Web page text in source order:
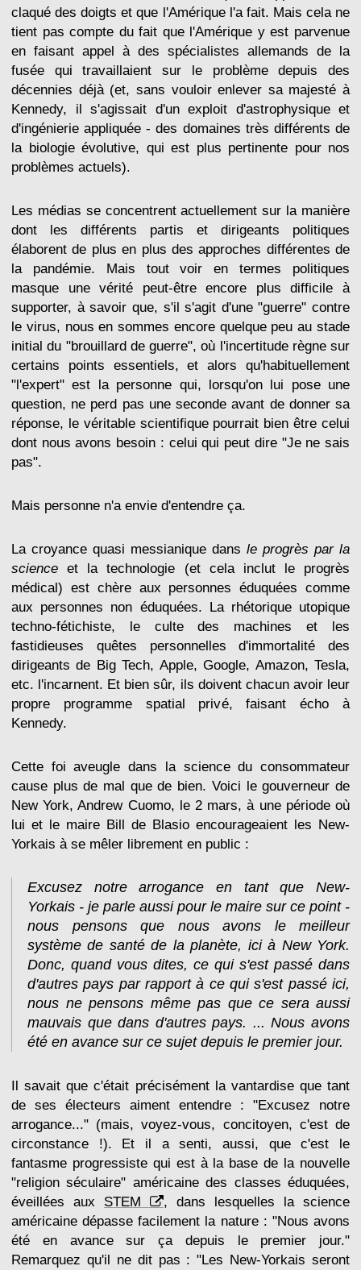
claqué des doigts et que l'Amérique l'a fait. Mais cela ne
tient pas compte du fait que l'Amérique y est parvenue
en faisant appel à des spécialistes allemands de la
fusée qui travaillaient sur le problème depuis des
décennies déjà (et, sans vouloir enlever sa majesté à
Kennedy, il s'agissait d'un exploit d'astrophysique et
d'ingénierie appliquée - des domaines très différents de
la biologie évolutive, qui est plus pertinente pour nos
problèmes actuels).
Les médias se concentrent actuellement sur la manière
dont les différents partis et dirigeants politiques
élaborent de plus en plus des approches différentes de
la pandémie. Mais tout voir en termes politiques
masque une vérité peut-être encore plus difficile à
supporter, à savoir que, s'il s'agit d'une "guerre" contre
le virus, nous en sommes encore quelque peu au stade
initial du "brouillard de guerre", où l'incertitude règne sur
certains points essentiels, et alors qu'habituellement
"l'expert" est la personne qui, lorsqu'on lui pose une
question, ne perd pas une seconde avant de donner sa
réponse, le véritable scientifique pourrait bien être celui
dont nous avons besoin : celui qui peut dire "Je ne sais
pas".
Mais personne n'a envie d'entendre ça.
La croyance quasi messianique dans le progrès par la
science et la technologie (et cela inclut le progrès
médical) est chère aux personnes éduquées comme
aux personnes non éduquées. La rhétorique utopique
techno-fétichiste, le culte des machines et les
fastidieuses quêtes personnelles d'immortalité des
dirigeants de Big Tech, Apple, Google, Amazon, Tesla,
etc. l'incarnent. Et bien sûr, ils doivent chacun avoir leur
propre programme spatial privé, faisant écho à
Kennedy.
Cette foi aveugle dans la science du consommateur
cause plus de mal que de bien. Voici le gouverneur de
New York, Andrew Cuomo, le 2 mars, à une période où
lui et le maire Bill de Blasio encourageaient les New-
Yorkais à se mêler librement en public :
Excusez notre arrogance en tant que New-
Yorkais - je parle aussi pour le maire sur ce point -
nous pensons que nous avons le meilleur
système de santé de la planète, ici à New York.
Donc, quand vous dites, ce qui s'est passé dans
d'autres pays par rapport à ce qui s'est passé ici,
nous ne pensons même pas que ce sera aussi
mauvais que dans d'autres pays. ... Nous avons
été en avance sur ce sujet depuis le premier jour.
Il savait que c'était précisément la vantardise que tant
de ses électeurs aiment entendre : "Excusez notre
arrogance..." (mais, voyez-vous, concitoyen, c'est de
circonstance !). Et il a senti, aussi, que c'est le
fantasme progressiste qui est à la base de la nouvelle
"religion séculaire" américaine des classes éduquées,
éveillées aux STEM
, dans lesquelles la science
américaine dépasse facilement la nature : "Nous avons
été en avance sur ça depuis le premier jour."
Remarquez qu'il ne dit pas : "Les New-Yorkais seront